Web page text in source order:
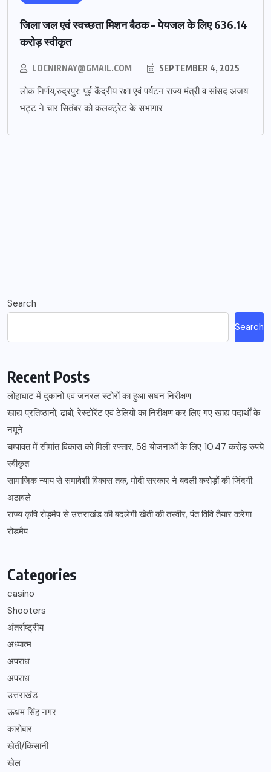
जिला जल एवं स्वच्छता मिशन बैठक – पेयजल के लिए 636.14
करोड़ स्वीकृत
LOCNIRNAY@GMAIL.COM SEPTEMBER 4, 2025
लोक निर्णय,रुद्रपुर: पूर्व केंद्रीय रक्षा एवं पर्यटन राज्य मंत्री व सांसद अजय
भट्ट ने चार सितंबर को कलक्ट्रेट के सभागार
Search
Search
Recent Posts
लोहाघाट में दुकानों एवं जनरल स्टोरों का हुआ सघन निरीक्षण
खाद्य प्रतिष्ठानों, ढाबों, रेस्टोरेंट एवं ठेलियों का निरीक्षण कर लिए गए खाद्य पदार्थों के
नमूने
चम्पावत में सीमांत विकास को मिली रफ्तार, 58 योजनाओं के लिए 10.47 करोड़ रुपये
स्वीकृत
सामाजिक न्याय से समावेशी विकास तक, मोदी सरकार ने बदली करोड़ों की जिंदगी:
अठावले
राज्य कृषि रोड़मैप से उत्तराखंड की बदलेगी खेती की तस्वीर, पंत विवि तैयार करेगा
रोडमैप
Categories
casino
Shooters
अंतर्राष्ट्रीय
अध्यात्म
अपराध
अपराध
उत्तराखंड
ऊधम सिंह नगर
कारोबार
खेती/किसानी
खेल